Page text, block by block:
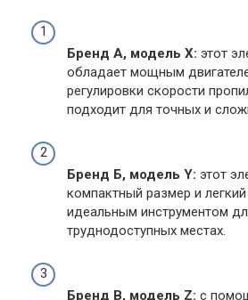
Бренд А, модель X: этот
обладает мощным
регулировки скорости
подходит для точных и
Бренд Б, модель Y: этот
компактный размер и
идеальным инструментом
труднодоступных местах.
Бренд В, модель Z: с